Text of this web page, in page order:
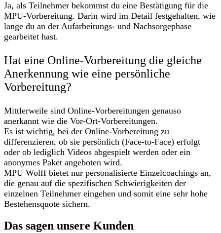
Ja, als Teilnehmer bekommst du eine Bestätigung für die
MPU-Vorbereitung. Darin wird im Detail festgehalten, wie
lange du an der Aufarbeitungs- und Nachsorgephase
gearbeitet hast.
Hat eine Online-Vorbereitung die gleiche
Anerkennung wie eine persönliche
Vorbereitung?
Mittlerweile sind Online-Vorbereitungen genauso
anerkannt wie die Vor-Ort-Vorbereitungen.
Es ist wichtig, bei der Online-Vorbereitung zu
differenzieren, ob sie persönlich (Face-to-Face) erfolgt
oder ob lediglich Videos abgespielt werden oder ein
anonymes Paket angeboten wird.
MPU Wolff bietet nur personalisierte Einzelcoachings an,
die genau auf die spezifischen Schwierigkeiten der
einzelnen Teilnehmer eingehen und somit eine sehr hohe
Bestehensquote sichern.
Das sagen unsere Kunden